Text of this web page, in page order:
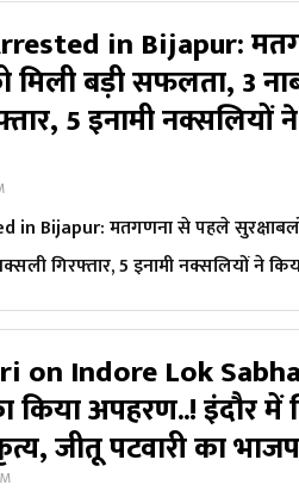
in Bijapur:
मिली बड़ी सफलता, 3
5 इनामी नक्सलियों
in Bijapur: मतगणना से पहले
गिरफ्तार, 5 इनामी नक्सलियों ने
on Indore Lok
किया अपहरण..! इंदौर में
जीतू पटवारी का